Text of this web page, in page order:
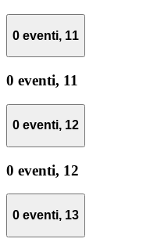
0 eventi, 11
0 eventi, 11
0 eventi, 12
0 eventi, 12
0 eventi, 13